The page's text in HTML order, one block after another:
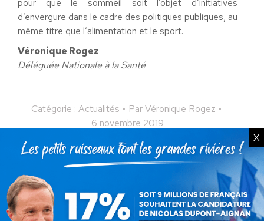
pour que le sommeil soit l’objet d’initiatives
d’envergure dans le cadre des politiques publiques, au
même titre que l’alimentation et le sport.
Véronique Rogez
Déléguée Nationale à la Santé
Catégorie : Actualités ParVéronique Rogez
6 novembre 2019
Partager cet article
PartagerPartager
sur
Partager
sur
Partager
sur
Partager
sur
X